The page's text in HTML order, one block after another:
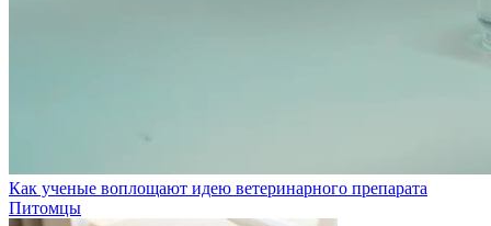
Как ученые воплощают идею ветеринарного препарата
Питомцы